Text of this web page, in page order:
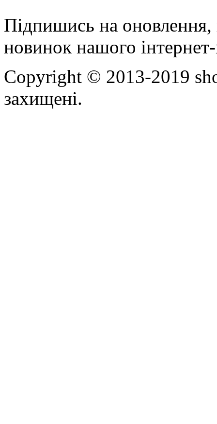
Підпишись на оновлення,
новинок нашого
Copyright © 2013-2019
захищені.